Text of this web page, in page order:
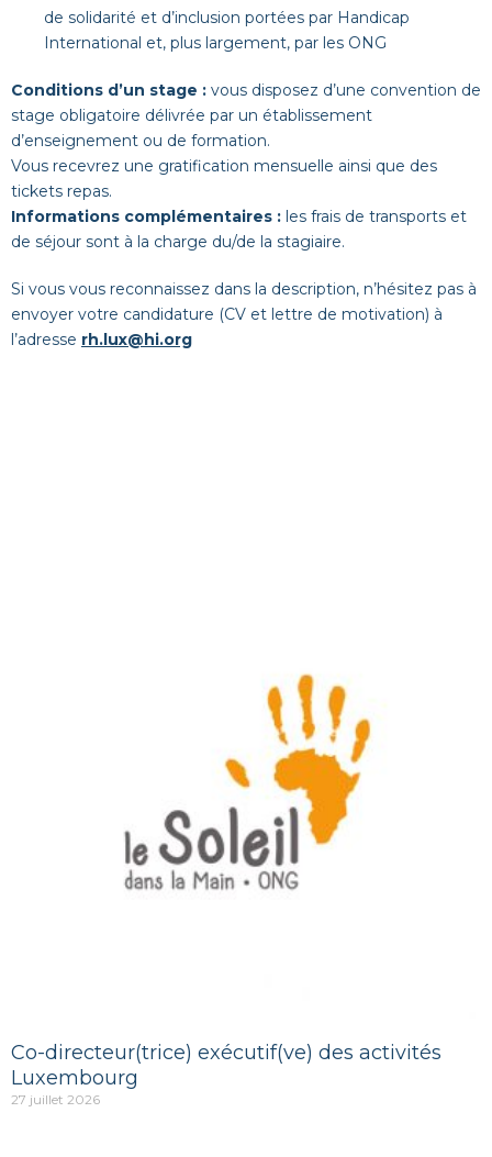
de solidarité et d’inclusion portées par Handicap
International et, plus largement, par les ONG
Conditions d’un stage : vous disposez d’une convention de
stage obligatoire délivrée par un établissement
d’enseignement ou de formation.
Vous recevrez une gratification mensuelle ainsi que des
tickets repas.
Informations complémentaires : les frais de transports et
de séjour sont à la charge du/de la stagiaire.
Si vous vous reconnaissez dans la description, n’hésitez pas à
envoyer votre candidature (CV et lettre de motivation) à
l’adresse rh.lux@hi.org
Co-directeur(trice) exécutif(ve) des activités
Luxembourg
27 juillet 2026